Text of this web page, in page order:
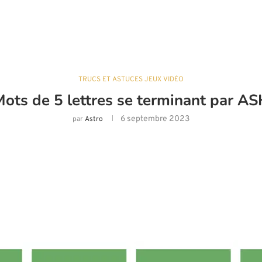
TRUCS ET ASTUCES JEUX VIDÉO
de 5 lettres se terminant par
parAstro 6 septembre 2023